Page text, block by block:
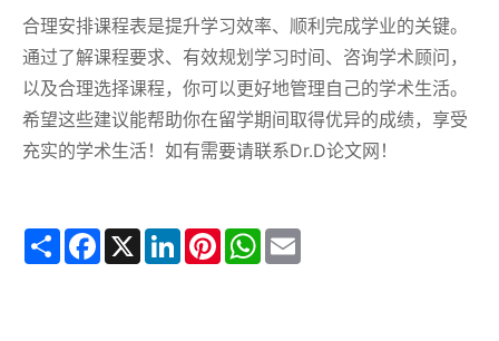
合理安排课程表是提升学习效率、顺利完成学业的关键。
通过了解课程要求、有效规划学习时间、咨询学术顾问，
以及合理选择课程，你可以更好地管理自己的学术生活。
希望这些建议能帮助你在留学期间取得优异的成绩，享受
充实的学术生活！如有需要请联系Dr.D论文网！
Share Facebook
X LinkedInPinterestWhatsApp